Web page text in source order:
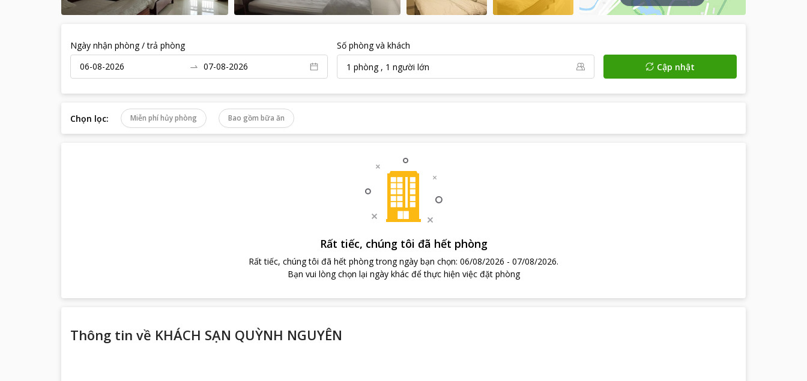
Ngày nhận phòng / trả phòng
Số phòng và khách
1 phòng, 1 người lớn Cập nhật
Chọn lọc: Miễn phí hủy phòng Bao gồm bữa ăn
Rất tiếc, chúng tôi đã hết phòng
Rất tiếc, chúng tôi đã hết phòng trong ngày bạn chọn: 06/08/2026 - 07/08/2026.
Bạn vui lòng chọn lại ngày khác để thực hiện việc đặt phòng
Thông tin về KHÁCH SẠN QUỲNH NGUYÊN